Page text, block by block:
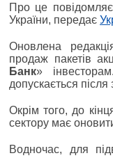
Про це повідомляє
України, передає
Оновлена
продаж пакетів
Банк»
допускається
Окрім того, до
сектору має
Водночас, для